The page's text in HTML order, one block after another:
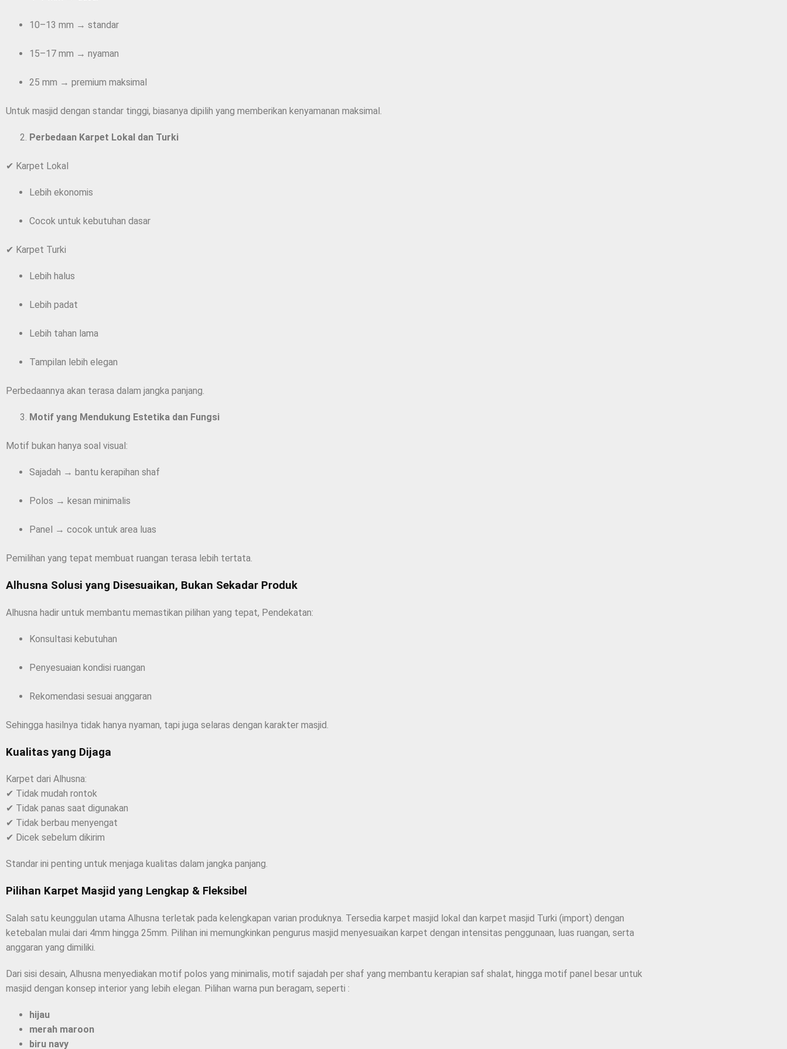
10–13 mm → standar
15–17 mm → nyaman
25 mm → premium maksimal
Untuk masjid dengan standar tinggi, biasanya dipilih yang memberikan kenyamanan maksimal.
Perbedaan Karpet Lokal dan Turki
✔ Karpet Lokal
Lebih ekonomis
Cocok untuk kebutuhan dasar
✔ Karpet Turki
Lebih halus
Lebih padat
Lebih tahan lama
Tampilan lebih elegan
Perbedaannya akan terasa dalam jangka panjang.
Motif yang Mendukung Estetika dan Fungsi
Motif bukan hanya soal visual:
Sajadah → bantu kerapihan shaf
Polos → kesan minimalis
Panel → cocok untuk area luas
Pemilihan yang tepat membuat ruangan terasa lebih tertata.
Alhusna Solusi yang Disesuaikan, Bukan Sekadar Produk
Alhusna hadir untuk membantu memastikan pilihan yang tepat, Pendekatan:
Konsultasi kebutuhan
Penyesuaian kondisi ruangan
Rekomendasi sesuai anggaran
Sehingga hasilnya tidak hanya nyaman, tapi juga selaras dengan karakter masjid.
Kualitas yang Dijaga
Karpet dari Alhusna:
✔ Tidak mudah rontok
✔ Tidak panas saat digunakan
✔ Tidak berbau menyengat
✔ Dicek sebelum dikirim
Standar ini penting untuk menjaga kualitas dalam jangka panjang.
Pilihan Karpet Masjid yang Lengkap & Fleksibel
Salah satu keunggulan utama Alhusna terletak pada kelengkapan varian produknya. Tersedia karpet masjid lokal dan karpet masjid Turki (import) dengan
ketebalan mulai dari 4mm hingga 25mm. Pilihan ini memungkinkan pengurus masjid menyesuaikan karpet dengan intensitas penggunaan, luas ruangan, serta
anggaran yang dimiliki.
Dari sisi desain, Alhusna menyediakan motif polos yang minimalis, motif sajadah per shaf yang membantu kerapian saf shalat, hingga motif panel besar untuk
masjid dengan konsep interior yang lebih elegan. Pilihan warna pun beragam, seperti :
hijau
merah maroon
biru navy